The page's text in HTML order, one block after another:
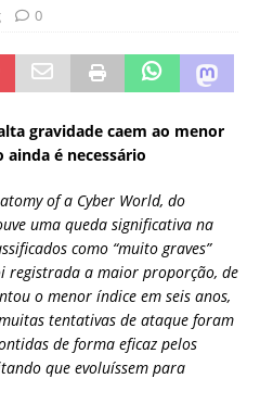
0
gravidade caem ao menor
ainda é necessário
of a Cyber World, do
uma queda significativa na
como “muito graves”
registrada a maior proporção, de
o menor índice em seis anos,
tentativas de ataque foram
de forma eficaz pelos
que evoluíssem para